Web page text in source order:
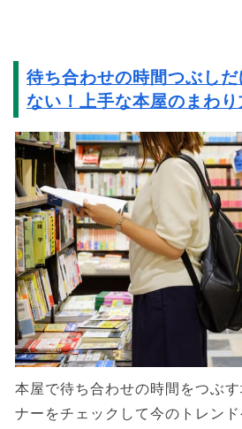
待ち合わせの時間つぶし
ない！上手な本屋のまわり
本屋で待ち合わせの時間をつぶ
ナーをチェックして今のトレン